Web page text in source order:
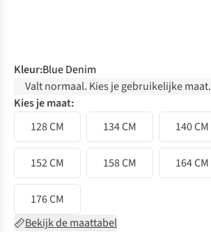
Kleur:Blue Denim
Valt normaal. Kies je gebruikelijke maat.
Kies je maat:
128 CM
134 CM 140 CM
152 CM 158 CM 164 CM
176 CM
Bekijk de maattabel